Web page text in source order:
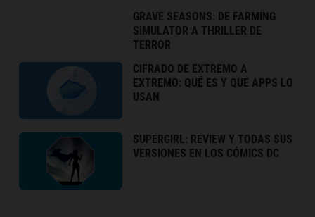
GRAVE SEASONS: DE FARMING
SIMULATOR A THRILLER DE
TERROR
CIFRADO DE EXTREMO A
EXTREMO: QUÉ ES Y QUÉ APPS LO
USAN
SUPERGIRL: REVIEW Y TODAS SUS
VERSIONES EN LOS CÓMICS DC